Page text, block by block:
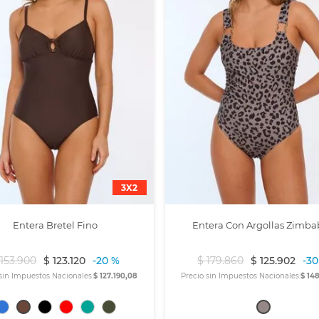
3X2
Entera Bretel Fino
153.900 $ 123.120 -20 %
Impuestos Nacionales:$ 127.190,08
Entera Con Argollas
$ 179.860 $ 125.902 -
Precio sin Impuestos Nacionales:$